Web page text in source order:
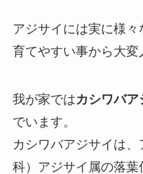
アジサイには実に様
育てやすい事から大変
我が家ではカシワバア
でいます。
カシワバアジサイは
科）アジサイ属の落葉